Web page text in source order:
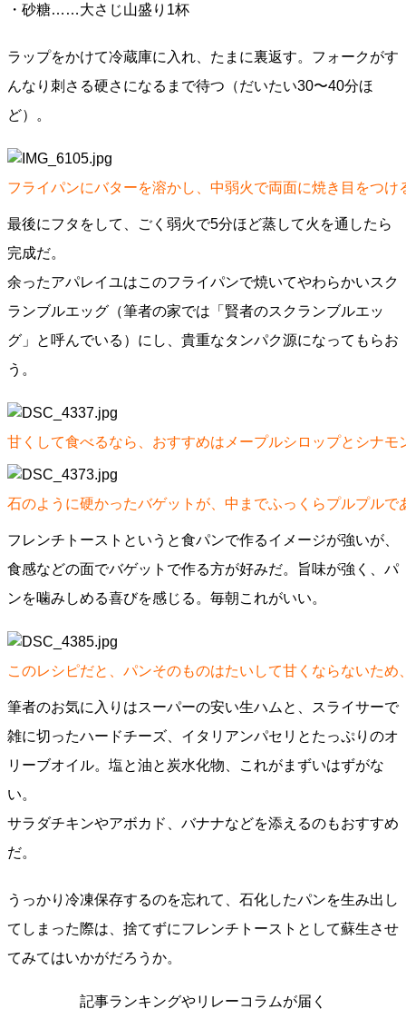
・砂糖……大さじ山盛り1杯
ラップをかけて冷蔵庫に入れ、たまに裏返す。フォークがす
んなり刺さる硬さになるまで待つ（だいたい30〜40分ほ
ど）。
フライパンにバターを溶かし、中弱火で両面に焼き目をつけ
最後にフタをして、ごく弱火で5分ほど蒸して火を通したら
完成だ。
余ったアパレイユはこのフライパンで焼いてやわらかいスク
ランブルエッグ（筆者の家では「賢者のスクランブルエッ
グ」と呼んでいる）にし、貴重なタンパク源になってもらお
う。
甘くして食べるなら、おすすめはメープルシロップとシナ
石のように硬かったバゲットが、中までふっくらプルプルで
フレンチトーストというと食パンで作るイメージが強いが、
食感などの面でバゲットで作る方が好みだ。旨味が強く、パ
ンを噛みしめる喜びを感じる。毎朝これがいい。
このレシピだと、パンそのものはたいして甘くならないた
筆者のお気に入りはスーパーの安い生ハムと、スライサーで
雑に切ったハードチーズ、イタリアンパセリとたっぷりのオ
リーブオイル。塩と油と炭水化物、これがまずいはずがな
い。
サラダチキンやアボカド、バナナなどを添えるのもおすすめ
だ。
うっかり冷凍保存するのを忘れて、石化したパンを生み出し
てしまった際は、捨てずにフレンチトーストとして蘇生させ
てみてはいかがだろうか。
記事ランキングやリレーコラムが届く